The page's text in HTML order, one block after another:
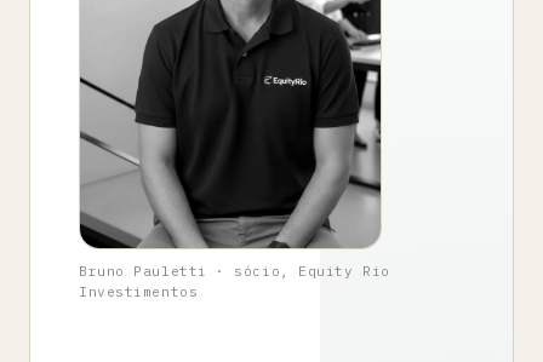
Bruno Pauletti · sócio, Equity Rio
Investimentos